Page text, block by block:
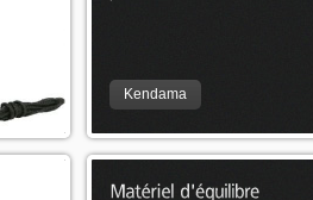
Kendama